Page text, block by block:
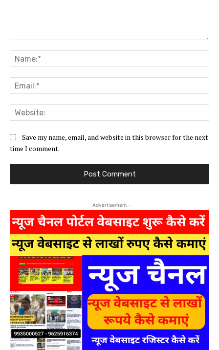
Save my name, email, and website in this browser for the next
time I comment.
- Advertisement -